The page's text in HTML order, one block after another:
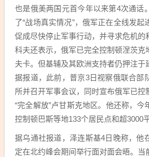
也是俄美两国元首今年以来第4次通话
了“战场真实情况”，俄军正在全线发
促成尽快停止军事行动，并寻求危机的
科夫还表示，俄军已完全控制顿涅茨克
夫卡。但基辅及其欧洲支持者仍押注于
据报道，此前，普京3日视察俄联合部
所并召开军事会议，同时宣布俄军已控
“完全解放”卢甘斯克地区。他还称，今
控制顿巴斯等地133个居民点和超3000
据乌通社报道，泽连斯基4日晚称，他
定在北约峰会期间举行面对面会晤。当